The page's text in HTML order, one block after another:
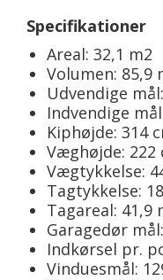
Specifikationer
Areal: 32,1 m2
Volumen: 85,9
Udvendige
Indvendige
Kiphøjde: 314
Væghøjde: 222
Vægtykkelse:
Tagtykkelse:
Tagareal: 41,9
Garagedør
Indkørsel pr.
Vinduesmål: